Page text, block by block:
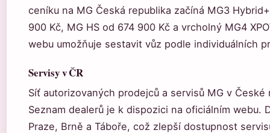
ceníku na MG Česká republika začíná MG3
900 Kč, MG HS od 674 900 Kč a vrcholný MG4
webu umožňuje sestavit vůz podle individuálních
Servisy v ČR
Síť autorizovaných prodejců a servisů MG v
Seznam dealerů je k dispozici na oficiálním webu.
Praze, Brně a Táboře, což zlepší dostupnost